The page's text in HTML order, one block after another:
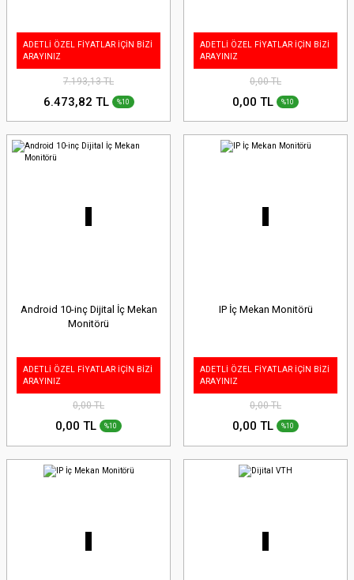
ADETLİ ÖZEL FİYATLAR İÇİN BİZİ
ARAYINIZ
7.193,13 TL
6.473,82 TL %10
ADETLİ ÖZEL FİYATLAR İÇİN BİZİ
ARAYINIZ
0,00 TL
0,00 TL %10
Android 10-inç Dijital İç Mekan
Monitörü
ADETLİ ÖZEL FİYATLAR İÇİN BİZİ
ARAYINIZ
0,00 TL
0,00 TL %10
IP İç Mekan Monitörü
ADETLİ ÖZEL FİYATLAR İÇİN BİZİ
ARAYINIZ
0,00 TL
0,00 TL %10